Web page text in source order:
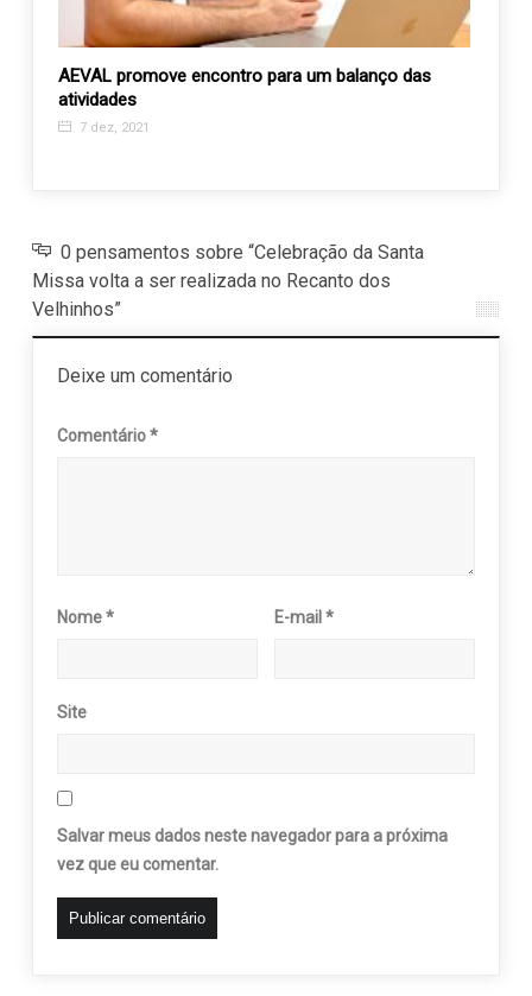
AEVAL promove encontro para um balanço das
atividades
7 dez, 2021
0 pensamentos sobre “Celebração da Santa
Missa volta a ser realizada no Recanto dos
Velhinhos”
Deixe um comentário
Comentário*
Nome* E-mail*
Site
Salvar meus dados neste navegador para a próxima
vez que eu comentar.